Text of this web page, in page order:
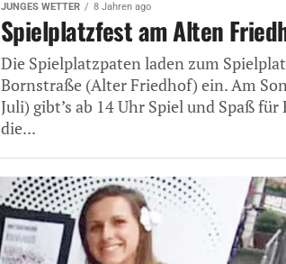
JUNGES WETTER 8 Jahren ago
Spielplatzfest am Alten
Die Spielplatzpaten laden zum
Bornstraße (Alter Friedhof) ein. Am
Juli) gibt’s ab 14 Uhr Spiel und Spaß für
die...